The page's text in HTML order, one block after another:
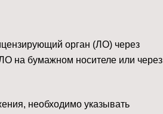
орган (ЛО) через
на бумажном носителе или через
необходимо указывать